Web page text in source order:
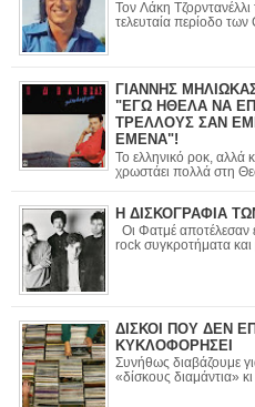
Τον Λάκη Τζορντανέλλι τον γνωρίσαμε σαν τραγουδιστή την
τελευταία περίοδο
ΓΙΑΝΝΗΣ
"ΕΓΩ ΗΘΕΛΑ ΝΑ
ΤΡΕΛΛΟΥΣ ΣΑΝ ΕΜΕΝΑ ΚΑΙ ΒΡΗΚΑ
ΕΜΕΝΑ"!
Το ελληνικό ροκ, αλλά
χρωστάει πολλά στη
Η ΔΙΣΚΟΓΡΑΦΙΑ
Οι Φατμέ αποτέλεσαν
rock συγκροτήματα και
ΔΙΣΚΟΙ ΠΟΥ ΔΕΝ
ΚΥΚΛΟΦΟΡΗΣΕΙ
Συνήθως διαβάζουμε
«δίσκους διαμάντια»